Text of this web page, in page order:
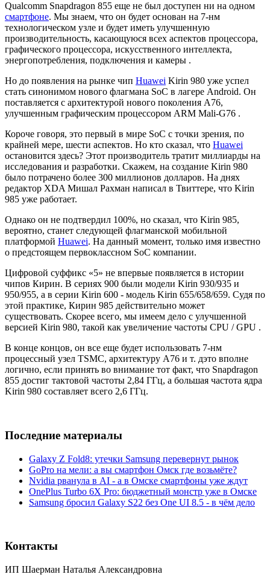
Qualcomm Snapdragon 855 еще не был доступен ни на одном
смартфоне. Мы знаем, что он будет основан на 7-нм
технологическом узле и будет иметь улучшенную
производительность, касающуюся всех аспектов процессора,
графического процессора, искусственного интеллекта,
энергопотребления, подключения и камеры .
Но до появления на рынке чип Huawei Kirin 980 уже успел
стать синонимом нового флагмана SoC в лагере Android. Он
поставляется с архитектурой нового поколения A76,
улучшенным графическим процессором ARM Mali-G76 .
Короче говоря, это первый в мире SoC с точки зрения, по
крайней мере, шести аспектов. Но кто сказал, что Huawei
остановится здесь? Этот производитель тратит миллиарды на
исследования и разработки. Скажем, на создание Kirin 980
было потрачено более 300 миллионов долларов. На днях
редактор XDA Мишал Рахман написал в Твиттере, что Kirin
985 уже работает.
Однако он не подтвердил 100%, но сказал, что Kirin 985,
вероятно, станет следующей флагманской мобильной
платформой Huawei. На данный момент, только имя известно
о предстоящем первоклассном SoC компании.
Цифровой суффикс «5» не впервые появляется в истории
чипов Кирин. В сериях 900 были модели Kirin 930/935 и
950/955, а в серии Kirin 600 - модель Kirin 655/658/659. Судя по
этой практике, Кирин 985 действительно может
существовать. Скорее всего, мы имеем дело с улучшенной
версией Kirin 980, такой как увеличение частоты CPU / GPU .
В конце концов, он все еще будет использовать 7-нм
процессный узел TSMC, архитектуру A76 и т. дэто вполне
логично, если принять во внимание тот факт, что Snapdragon
855 достиг тактовой частоты 2,84 ГГц, а большая частота ядра
Kirin 980 составляет всего 2,6 ГГц.
Последние материалы
Galaxy Z Fold8: утечки Samsung перевернут рынок
GoPro на мели: а вы смартфон Омск где возьмёте?
Nvidia рванула в AI - а в Омске смартфоны уже ждут
OnePlus Turbo 6X Pro: бюджетный монстр уже в Омске
Samsung бросил Galaxy S22 без One UI 8.5 - в чём дело
Контакты
ИП Шаерман Наталья Александровна